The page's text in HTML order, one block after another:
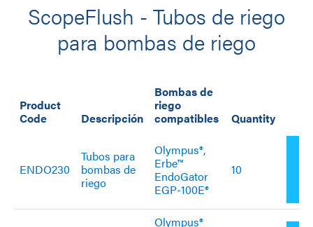
ScopeFlush - Tubos de riego
para bombas de riego
Product
Code
Descripción
Bombas de
riego
compatibles
Quantity
ENDO230
Tubos para
bombas de
riego
Olympus®,
Erbe™
EndoGator
EGP-100E®
10
Olympus®